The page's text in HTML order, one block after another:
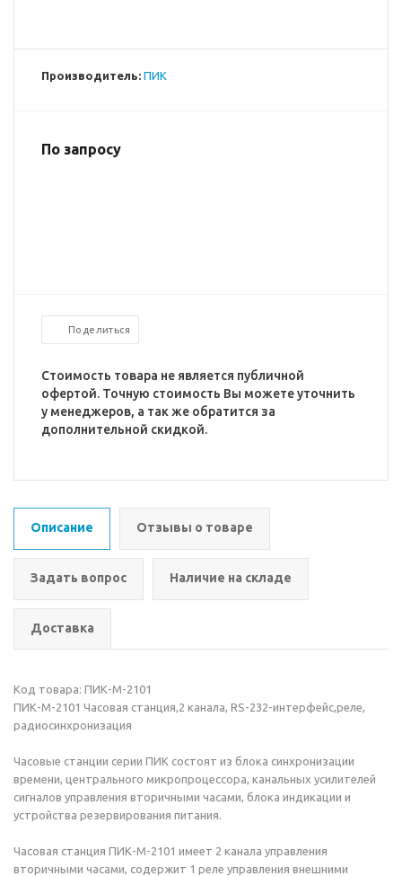
Производитель: ПИК
По запросу
Поделиться
Стоимость товара не является публичной
офертой. Точную стоимость Вы можете уточнить
у менеджеров, а так же обратится за
дополнительной скидкой.
Описание Отзывы о товаре
Задать вопрос Наличие на складе
Доставка
Код товара: ПИК-М-2101
ПИК-М-2101 Часовая станция,2 канала, RS-232-интерфейс,реле,
радиосинхронизация
Часовые станции серии ПИК состоят из блока синхронизации
времени, центрального микропроцессора, канальных усилителей
сигналов управления вторичными часами, блока индикации и
устройства резервирования питания.
Часовая станция ПИК-М-2101 имеет 2 канала управления
вторичными часами, содержит 1 реле управления внешними